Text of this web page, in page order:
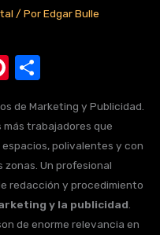
/ PorEdgar Bulle
Pi
er
e
st
m
p
ar
tir
de Marketing y Publicidad.
más trabajadores que
polivalentes y con
Un profesional
redacción y procedimiento
y la publicidad
de enorme relevancia en